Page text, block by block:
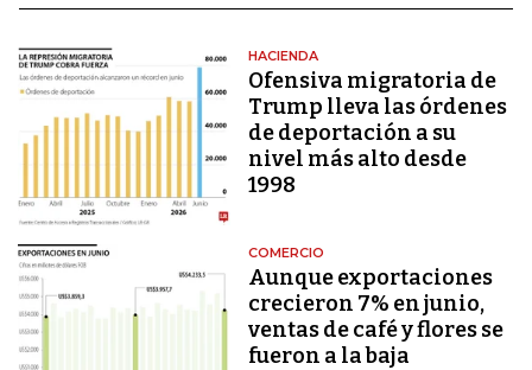
HACIENDA
Ofensiva migratoria de
Trump lleva las órdenes
de deportación a su
nivel más alto desde
1998
COMERCIO
Aunque exportaciones
crecieron 7% en junio,
ventas de café y flores se
fueron a la baja